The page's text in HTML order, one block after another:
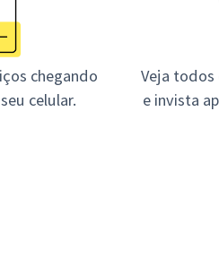
chegando
celular.
Veja todos
e invista